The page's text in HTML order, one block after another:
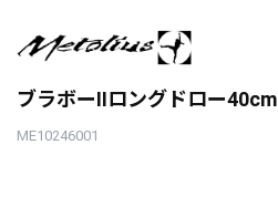
ブラボーIIロングドロー40cm
ME10246001